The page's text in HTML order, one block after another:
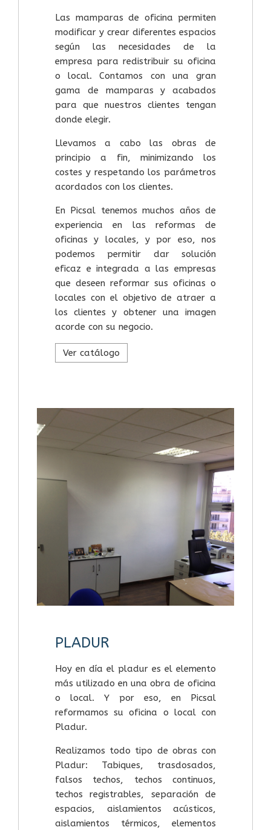
Las mamparas de oficina permiten
modificar y crear diferentes espacios
según las necesidades de la
empresa para redistribuir su oficina
o local. Contamos con una gran
gama de mamparas y acabados
para que nuestros clientes tengan
donde elegir.
Llevamos a cabo las obras de
principio a fin, minimizando los
costes y respetando los parámetros
acordados con los clientes.
En Picsal tenemos muchos años de
experiencia en las reformas de
oficinas y locales, y por eso, nos
podemos permitir dar solución
eficaz e integrada a las empresas
que deseen reformar sus oficinas o
locales con el objetivo de atraer a
los clientes y obtener una imagen
acorde con su negocio.
Ver catálogo
PLADUR
Hoy en día el pladur es el elemento
más utilizado en una obra de oficina
o local. Y por eso, en Picsal
reformamos su oficina o local con
Pladur.
Realizamos todo tipo de obras con
Pladur: Tabiques, trasdosados,
falsos techos, techos continuos,
techos registrables, separación de
espacios, aislamientos acústicos,
aislamientos térmicos, elementos